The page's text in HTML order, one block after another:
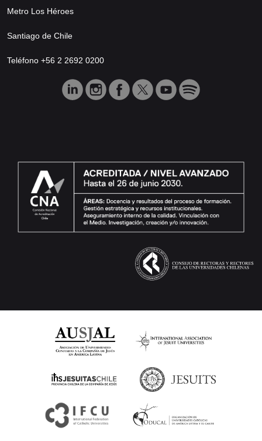
Metro Los Héroes
Santiago de Chile
Teléfono +56 2 2692 0200